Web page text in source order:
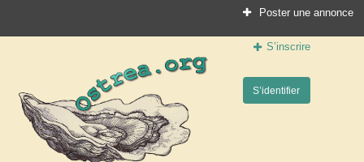
Poster une annonce
S’inscrire
S’identifier
Ostrea.org